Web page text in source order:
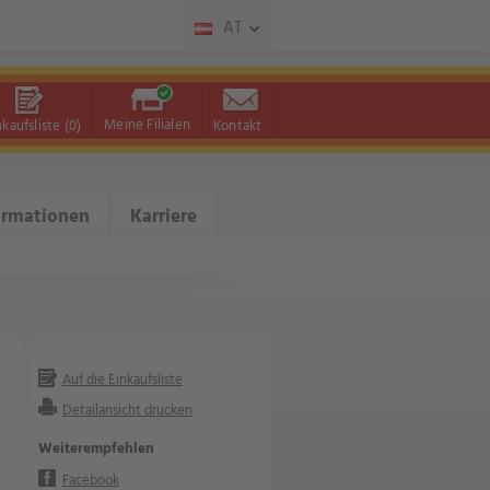
AT
(0) Meine Filialen Kontakt
Karriere
Auf die Einkaufsliste
Detailansicht drucken
Weiterempfehlen
Facebook